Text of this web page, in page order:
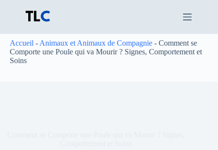
Accueil - Animaux et Animaux de Compagnie - Comment se
Comporte une Poule qui va Mourir ? Signes, Comportement et
Soins